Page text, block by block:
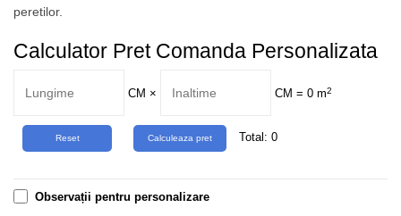
peretilor.
Calculator Pret Comanda Personalizata
CM × CM = 0 m2
Total: 0
Observații pentru personalizare